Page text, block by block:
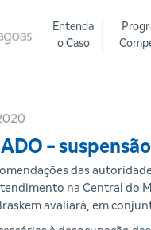
Entenda
o Caso
-
das
na Central do
avaliará, em